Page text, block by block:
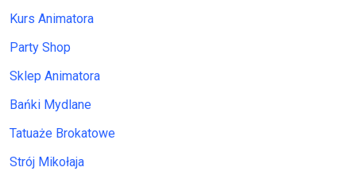
Kurs Animatora
Party Shop
Sklep Animatora
Bańki Mydlane
Tatuaże Brokatowe
Strój Mikołaja